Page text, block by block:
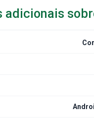
adicionais